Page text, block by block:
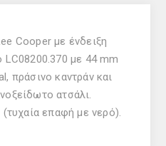
Cooper με ένδειξη
LC08200.370 με 44 mm
πράσινο καντράν και
ατσάλι.
επαφή με νερό).